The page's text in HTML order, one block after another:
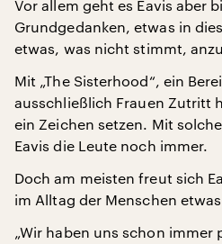
Vor allem geht es Eavis aber
Grundgedanken, etwas in
etwas, was nicht stimmt,
Mit „The Sisterhood“, ein
ausschließlich Frauen Zutritt
ein Zeichen setzen. Mit
Eavis die Leute noch immer.
Doch am meisten freut sich
im Alltag der Menschen
„Wir haben uns schon